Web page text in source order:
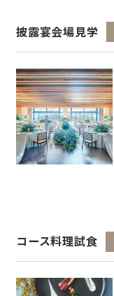
披露宴会場見学
コース料理試食